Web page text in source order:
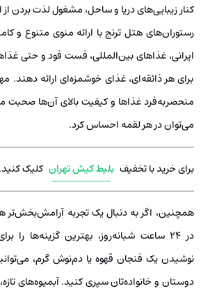
کنار زیبایی‌های دریا و ساحل، مشغول لذت بردن
رستوران‌های هتل ترنج با ارائه منوی متنوع و
ایرانی، غذاهای بین‌المللی، فست فود و حتی
برای هر ذائقه‌ای، غذای خوشمزه‌ای ارائه
منحصربه‌فرد غذاها و کیفیت بالای آن‌ها
می‌توان در هر لقمه احساس کرد.
برای خرید با تخفیف بلیط کیش تهران کلیک کنید.
همچنین، اگر به دنبال یک تجربه آرامش‌بخش‌تر
در 24 ساعت شبانه‌روز، بهترین گزینه‌ها
نوشیدن یک فنجان قهوه یا دم‌نوش گرم،
دوستان و خانواده‌تان سپری کنید. آبمیوه‌های